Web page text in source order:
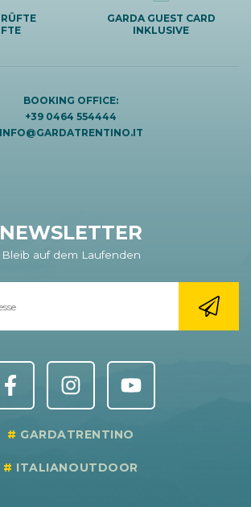
GARDA GUEST CARD
INKLUSIVE
BOOKING OFFICE:
+39 0464 554444
INFO@GARDATRENTINO.IT
NEWSLETTER
Bleib auf dem Laufenden
GARDATRENTINO
ITALIANOUTDOOR